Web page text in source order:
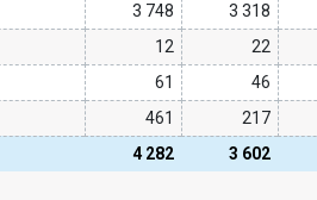
4 282 3 602
3 748 3 318
12 22
61 46
461 217